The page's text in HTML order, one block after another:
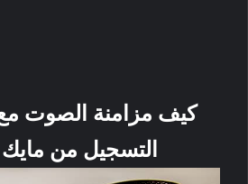
كيف مزامنة الصوت مع
التسجيل من